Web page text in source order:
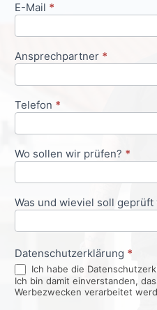
E-Mail *
Ansprechpartner *
Telefon *
Wo sollen wir prüfen? *
Was und wieviel soll geprüft
Datenschutzerklärung *
Ich habe die
Ich bin damit einverstanden,
Werbezwecken verarbeitet